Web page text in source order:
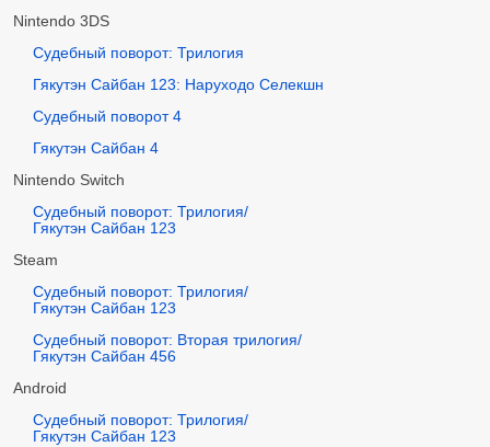
Nintendo 3DS
Судебный поворот: Трилогия
Гякутэн Сайбан 123: Наруходо Селекшн
Судебный поворот 4
Гякутэн Сайбан 4
Nintendo Switch
Судебный поворот: Трилогия/
Гякутэн Сайбан 123
Steam
Судебный поворот: Трилогия/
Гякутэн Сайбан 123
Судебный поворот: Вторая трилогия/
Гякутэн Сайбан 456
Android
Судебный поворот: Трилогия/
Гякутэн Сайбан 123